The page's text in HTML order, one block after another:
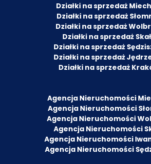
Działki na sprzedaż
Działki na sprzedaż
Działki na sprzedaż
Działki na sprzedaż
Działki na sprzedaż
Działki na sprzedaż
Działki na sprzedaż
Agencja Nieruchomości
Agencja Nieruchomości
Agencja Nieruchomości
Agencja Nieruchomości
Agencja Nieruchomości
Agencja Nieruchomości